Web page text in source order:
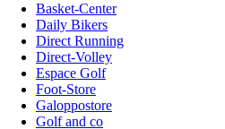
Basket-Center
Daily Bikers
Direct Running
Direct-Volley
Espace Golf
Foot-Store
Galoppostore
Golf and co